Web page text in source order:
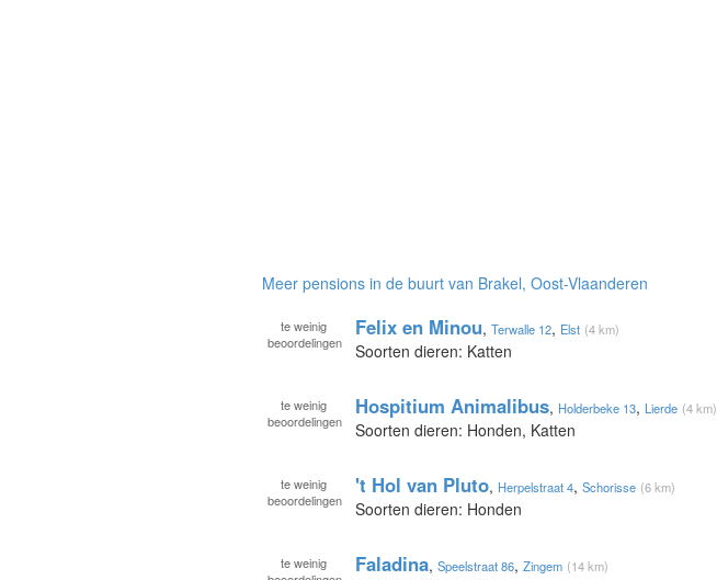
Meer pensions in de buurt van Brakel, Oost-Vlaanderen
te weinig
beoordelingen
Felix en Minou, Terwalle 12, Elst (4 km)
Soorten dieren: Katten
te weinig
beoordelingen
Hospitium Animalibus, Holderbeke 13, Lierde (4 km)
Soorten dieren: Honden, Katten
te weinig
beoordelingen
't Hol van Pluto, Herpelstraat 4, Schorisse (6 km)
Soorten dieren: Honden
te weinig
Faladina, Speelstraat 86, Zingem (14 km)